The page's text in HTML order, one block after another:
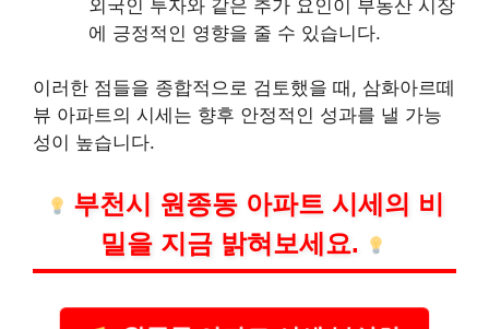
외국인 투자와 같은 추가 요인이 부동산 시장
에 긍정적인 영향을 줄 수 있습니다.
이러한 점들을 종합적으로 검토했을 때, 삼화아르떼
뷰 아파트의 시세는 향후 안정적인 성과를 낼 가능
성이 높습니다.
부천시 원종동 아파트 시세의 비
밀을 지금 밝혀보세요.